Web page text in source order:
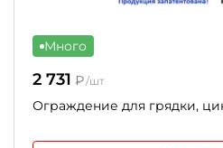
Много
2 731 ₽/шт
Ограждение для грядки,